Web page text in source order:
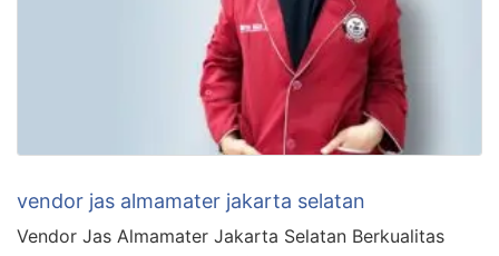
vendor jas almamater jakarta selatan
Vendor Jas Almamater Jakarta Selatan Berkualitas